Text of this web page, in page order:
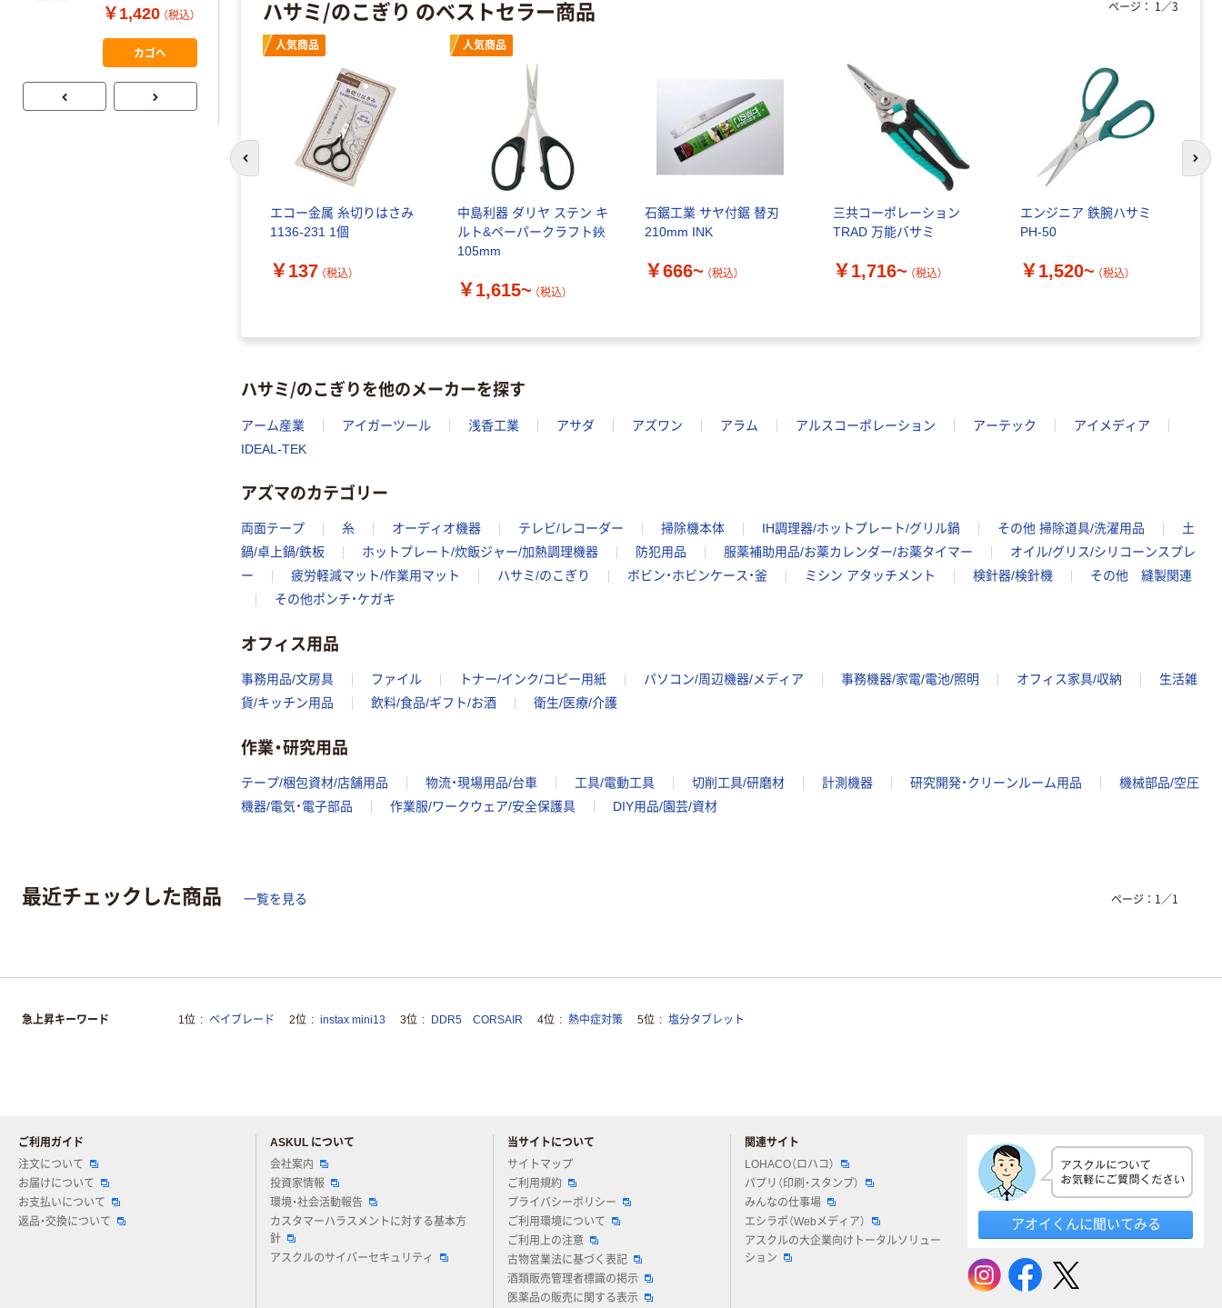
ハサミ/のこぎり のベストセラー商品
人気商品
エコー金属 糸切りはさみ
1136-231 1個
￥137 （税込）
人気商品
中島利器 ダリヤ ステン キ
ルト&ペーパークラフト鋏
105mm
￥1,615~ （税込）
石鋸工業 サヤ付鋸 替刃
210mm INK
￥666~ （税込）
三共コーポレーション
TRAD 万能バサミ
￥1,716~ （税込）
エンジニア 鉄腕ハサミ
PH-50
￥1,520~ （税込）
ページ： 1 ／3
前のスライドへ 次
ハサミ/のこぎりを他のメーカーを探す
アーム産業 アイガーツール 浅香工業 アサダ アズワン アラム アルスコーポレーション アーテック
アイメディア
IDEAL-TEK
アズマのカテゴリー
両面テープ 糸 オーディオ機器 テレビ/レコーダー 掃除機本体 IH調理器/ホットプレート/グリル鍋 その他 掃除道具/洗濯用品
土
鍋/卓上鍋/鉄板
ホットプレート/炊飯ジャー/加熱調理機器 防犯用品 服薬補助用品/お薬カレンダー/お薬タイマー
オイル/グリス/シリコーンスプレ
ー
疲労軽減マット/作業用マット ハサミ/のこぎり ボビン・ホビンケース・釜 ミシン アタッチメント 検針器/検針機
その他 縫製関連
その他ポンチ・ケガキ
オフィス用品
事務用品/文房具 ファイル トナー/インク/コピー用紙 パソコン/周辺機器/メディア 事務機器/家電/電池/照明 オフィス家具/収納
生活雑
貨/キッチン用品
飲料/食品/ギフト/お酒 衛生/医療/介護
作業・研究用品
テープ/梱包資材/店舗用品 物流・現場用品/台車 工具/電動工具 切削工具/研磨材 計測機器 研究開発・クリーンルーム用品
機械部品/空圧
機器/電気・電子部品
作業服/ワークウェア/安全保護具 DIY用品/園芸/資材
MINI JP1 1パッ
ク（10枚入り）
￥1,420 （税込）
カゴへ
カラ 厚さ
0.22mm 布テー
プ
￥145~
100％ 200枚
FSC認証 シング
ル 大王製紙共同
企画 オリジナル
￥149~
最近チェックした商品 一覧を見る ページ： 1 ／1
急上昇キーワード 1位 ベイブレード 2位 instax mini13 3位 DDR5 CORSAIR 4位 熱中症対策 5位 塩分タブレット
ご利用ガイド
注文について
お届けについて
お支払いについて
返品・交換について
ASKUL について
会社案内
投資家情報
環境・社会活動報告
カスタマーハラスメントに対する基本方
針
アスクルのサイバーセキュリティ
当サイトについて
サイトマップ
ご利用規約
プライバシーポリシー
ご利用環境について
ご利用上の注意
古物営業法に基づく表記
酒類販売管理者標識の掲示
医薬品の販売に関する表示
関連サイト
LOHACO（ロハコ）
パプリ（印刷・スタンプ）
みんなの仕事場
エシラボ（Webメディア）
アスクルの大企業向けトータルソリュー
ション
アオイくんに聞いてみる